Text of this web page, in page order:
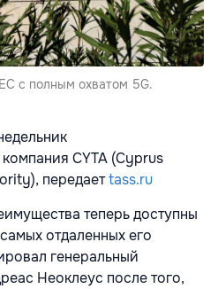
с полным охватом 5G.
CYTA (Cyprus
передаетtass.ru
теперь доступны
отдаленных его
генеральный
Неоклеус после того,